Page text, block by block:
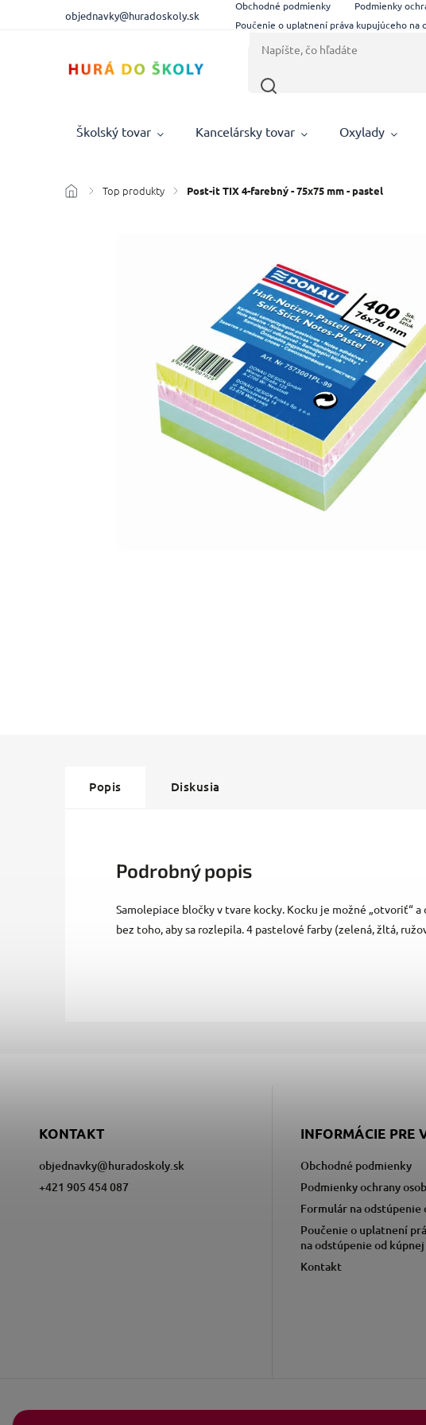
objednavky@huradoskoly.sk
Obchodné podmienky Podmienky
Poučenie o uplatnení práva kupujúceho na
Školský tovar Kancelársky tovar Oxylady
/ Top produkty / Post-it TIX 4-farebný - 75x75 mm - pastel
Popis Diskusia
Podrobný popis
Samolepiace bločky v tvare kocky. Kocku je možné „otvoriť“
bez toho, aby sa rozlepila. 4 pastelové farby (zelená, žltá,
KONTAKT
objednavky@huradoskoly.sk
+421 905 454 087
INFORMÁCIE PRE
Obchodné podmienky
Podmienky ochrany
Formulár na odstúpenie
Poučenie o uplatnení
na odstúpenie od
Kontakt